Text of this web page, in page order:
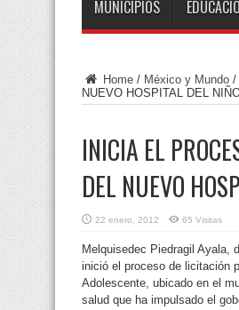
MUNICIPIOS
Home / México y Mundo /
NUEVO HOSPITAL DEL
INICIA EL
DEL NUEVO
22 enero, 2012 65 Visitas
Melquisedec Piedragil Ayala,
inició el proceso de licitación
Adolescente, ubicado en el
salud que ha impulsado el